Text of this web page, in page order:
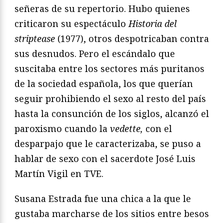
señeras de su repertorio. Hubo quienes
criticaron su espectáculo Historia del
striptease (1977), otros despotricaban contra
sus desnudos. Pero el escándalo que
suscitaba entre los sectores más puritanos
de la sociedad española, los que querían
seguir prohibiendo el sexo al resto del país
hasta la consunción de los siglos, alcanzó el
paroxismo cuando la vedette, con el
desparpajo que le caracterizaba, se puso a
hablar de sexo con el sacerdote José Luis
Martín Vigil en TVE.
Susana Estrada fue una chica a la que le
gustaba marcharse de los sitios entre besos